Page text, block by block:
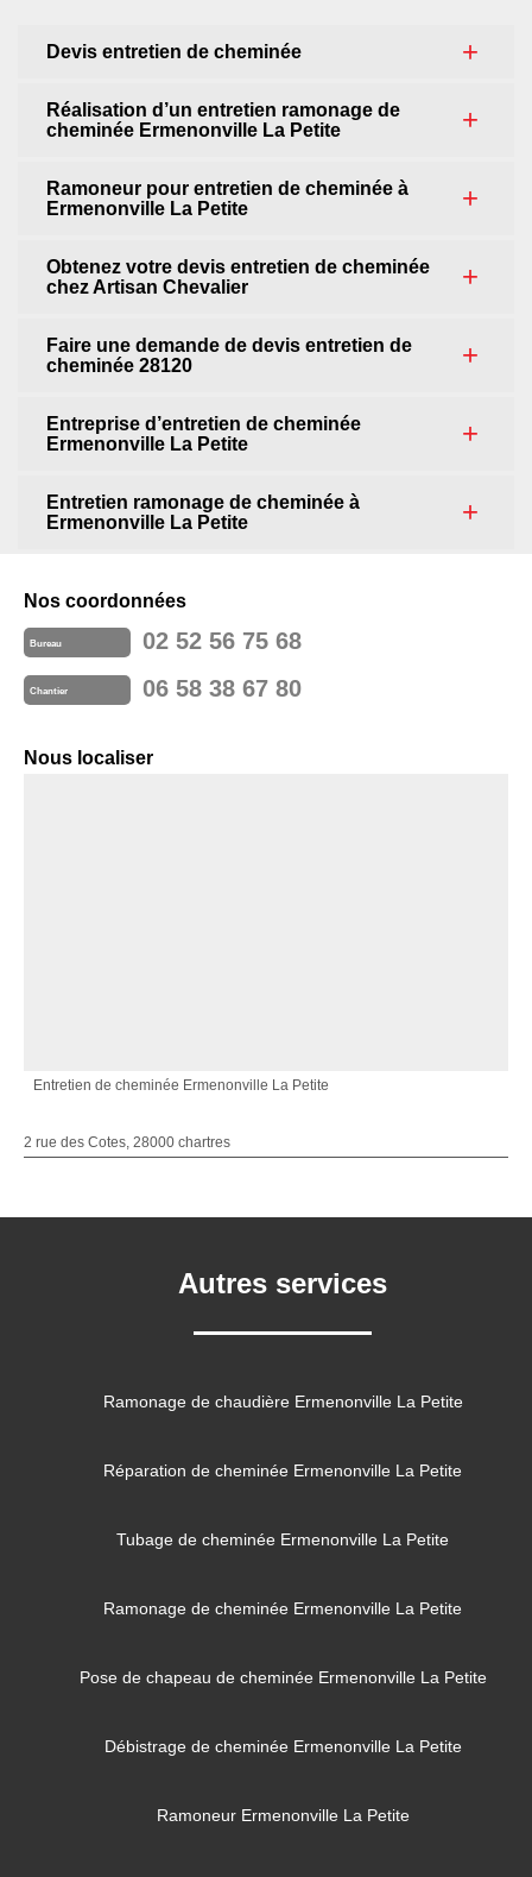
Devis entretien de cheminée
Réalisation d’un entretien ramonage de
cheminée Ermenonville La Petite
Ramoneur pour entretien de cheminée à
Ermenonville La Petite
Obtenez votre devis entretien de cheminée
chez Artisan Chevalier
Faire une demande de devis entretien de
cheminée 28120
Entreprise d’entretien de cheminée
Ermenonville La Petite
Entretien ramonage de cheminée à
Ermenonville La Petite
Nos coordonnées
Bureau 02 52 56 75 68
Chantier 06 58 38 67 80
Nous localiser
Entretien de cheminée Ermenonville La Petite
2 rue des Cotes, 28000 chartres
Autres services
Ramonage de chaudière Ermenonville La Petite
Réparation de cheminée Ermenonville La Petite
Tubage de cheminée Ermenonville La Petite
Ramonage de cheminée Ermenonville La Petite
Pose de chapeau de cheminée Ermenonville La Petite
Débistrage de cheminée Ermenonville La Petite
Ramoneur Ermenonville La Petite